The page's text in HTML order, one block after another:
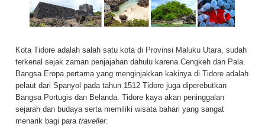
Kota Tidore adalah salah satu kota di Provinsi Maluku Utara, sudah
terkenal sejak zaman penjajahan dahulu karena Cengkeh dan Pala.
Bangsa Eropa pertama yang menginjakkan kakinya di Tidore adalah
pelaut dari Spanyol pada tahun 1512 Tidore juga diperebutkan
Bangsa Portugis dan Belanda. Tidore kaya akan peninggalan
sejarah dan budaya serta memiliki wisata bahari yang sangat
menarik bagi para traveller.